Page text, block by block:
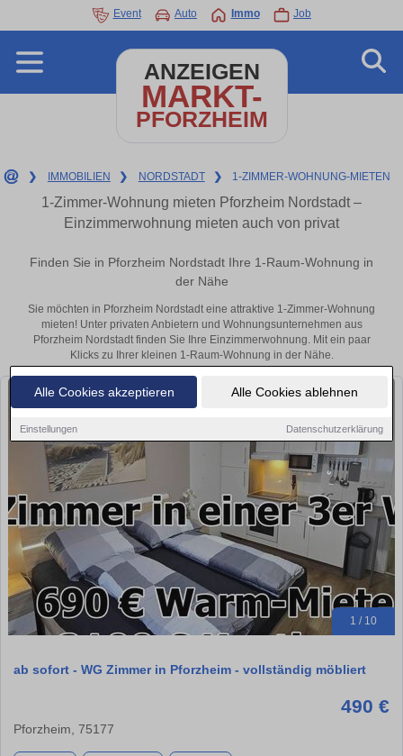
Alle Cookies akzeptieren Alle Cookies ablehnen
Einstellungen Datenschutzerklärung
Event Auto Immo Job
ANZEIGEN
MARKT-
PFORZHEIM
❯ IMMOBILIEN ❯ NORDSTADT ❯ 1-ZIMMER-WOHNUNG-MIETEN
1-Zimmer-Wohnung mieten Pforzheim Nordstadt –
Einzimmerwohnung mieten auch von privat
Finden Sie in Pforzheim Nordstadt Ihre 1-Raum-Wohnung in
der Nähe
Sie möchten in Pforzheim Nordstadt eine attraktive 1-Zimmer-Wohnung
mieten! Unter privaten Anbietern und Wohnungsunternehmen aus
Pforzheim Nordstadt finden Sie Ihre Einzimmerwohnung. Mit ein paar
Klicks zu Ihrer kleinen 1-Raum-Wohnung in der Nähe.
1 / 10
ab sofort - WG Zimmer in Pforzheim - vollständig möbliert
490 €
Pforzheim, 75177